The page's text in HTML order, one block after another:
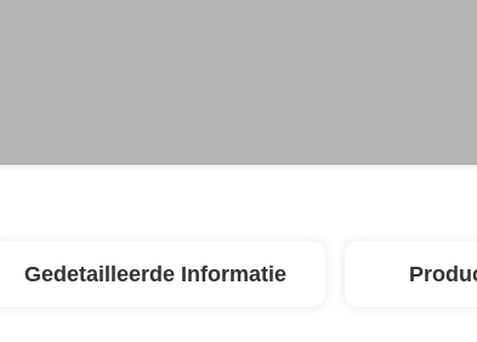
Gedetailleerde Informatie